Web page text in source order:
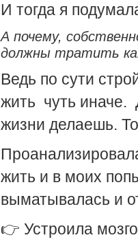
И тогда я
А почему,
должны тратить
Ведь по сути
жить чуть иначе.
жизни делаешь.
жить и в моих
выматывалась и
👉 Устроила